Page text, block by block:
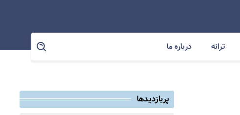
ترانه درباره ما
پربازدیدها